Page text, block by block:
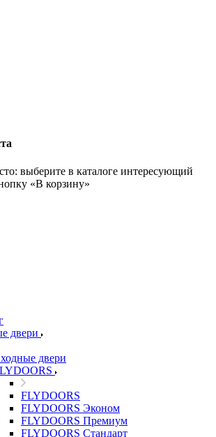
выберите в каталоге интересующий
«В корзину»
двери
двери
FLYDOORS
FLYDOORS Эконом
FLYDOORS Премиум
FLYDOORS Стандарт